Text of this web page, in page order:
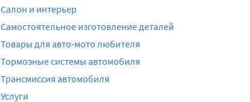
Салон и интерьер
Самостоятельное изготовление деталей
Товары для авто-мото любителя
Тормозные системы автомобиля
Трансмиссия автомобиля
Услуги